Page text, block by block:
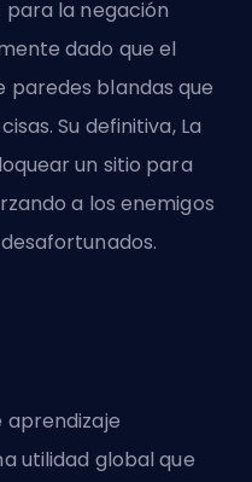
la negación
dado que el
paredes blandas que
Su definitiva, La
un sitio para
a los enemigos
aprendizaje
utilidad global que